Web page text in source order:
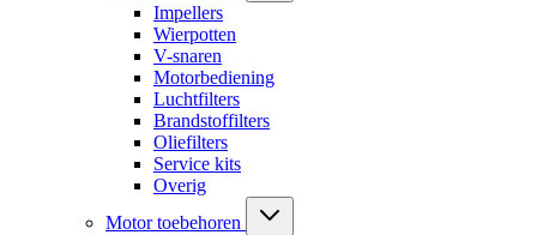
Impellers
Wierpotten
V-snaren
Motorbediening
Luchtfilters
Brandstoffilters
Oliefilters
Service kits
Overig
Motor toebehoren